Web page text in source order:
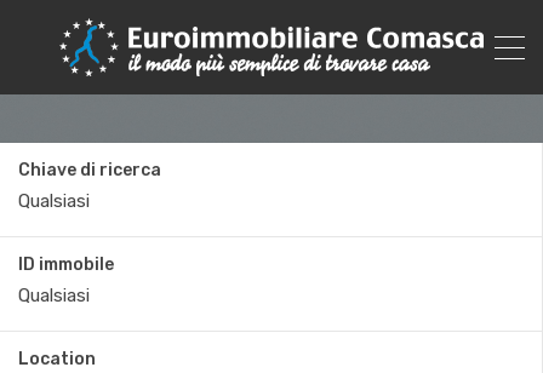
Chiave di ricerca
ID immobile
Location